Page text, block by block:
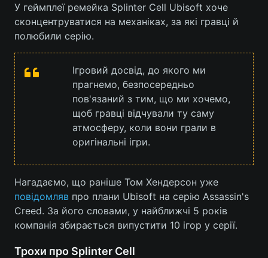
У геймплеї ремейка Splinter Cell Ubisoft хоче
сконцентруватися на механіках, за які гравці й
полюбили серію.
Ігровий досвід, до якого ми
прагнемо, безпосередньо
пов'язаний з тим, що ми хочемо,
щоб гравці відчували ту саму
атмосферу, коли вони грали в
оригінальні ігри.
Нагадаємо, що раніше Том Хендерсон уже
повідомляв про плани Ubisoft на серію Assassin's
Creed. За його словами, у найближчі 5 років
компанія збирається випустити 10 ігор у серії.
Трохи про Splinter Cell